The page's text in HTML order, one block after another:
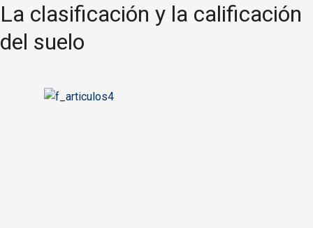
La clasificación y la calificación
del suelo